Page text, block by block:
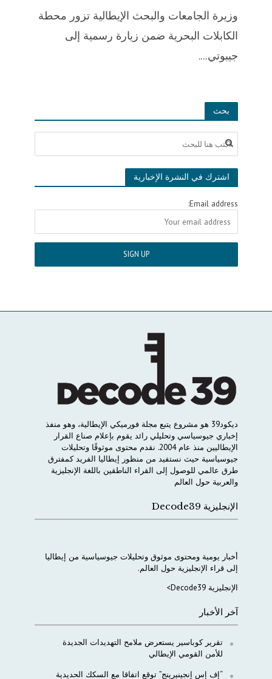
وزيرة الجامعات والبحث الإيطالية تزور محطة
الكابلات البحرية ضمن زيارة رسمية إلى
جيبوتي....
بحث
اشترك في النشرة الإخبارية
Email address:
ديكود39 هو مشروع يتبع مجلة فورميكي الإيطالية، وهو منفذ
إخباري جيوسياسي وتحليلي رائد يقوم بإعلام صناع القرار
الإيطاليين منذ عام 2004. نقدم محتوى موثوقًا وتحليلات
جيوسياسية حيث نستفيد من منظور إيطاليا الفريد كمفترق
طرق عالمي للوصول إلى القراء الناطقين باللغة الإنجليزية
والعربية حول العالم
الإنجليزية Decode39
أخبار يومية ومحتوى موثوق وتحليلات جيوسياسية من إيطاليا
إلى قراء الإنجليزية حول العالم.
الإنجليزية Decode39>
آخر الأخبار
تقرير كوباسير يستعرض ملامح التهديدات الجديدة
للأمن القومي الإيطالي
“إف إس إنجينيرينج” توقع اتفاقا مع السكك الحديدية